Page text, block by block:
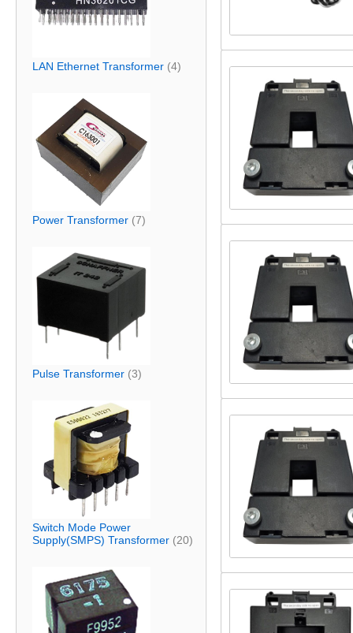
LAN Ethernet Transformer (4)
Power Transformer (7)
Pulse Transformer (3)
Switch Mode Power
Supply(SMPS) Transformer (20)